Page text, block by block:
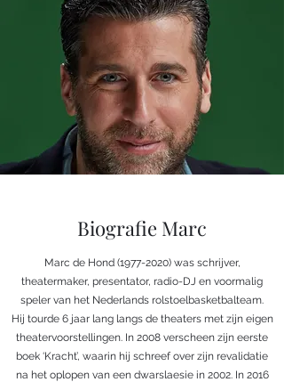
Biografie Marc
Marc de Hond (1977-2020)was schrijver,
theatermaker, presentator, radio-DJ en voormalig
speler van het Nederlands rolstoelbasketbalteam.
Hij tourde 6 jaar lang langs de theaters met zijn eigen
theatervoorstellingen. In 2008 verscheen zijn eerste
boek ‘Kracht’, waarin hij schreef over zijn revalidatie
na het oplopen van een dwarslaesie in 2002. In 2016